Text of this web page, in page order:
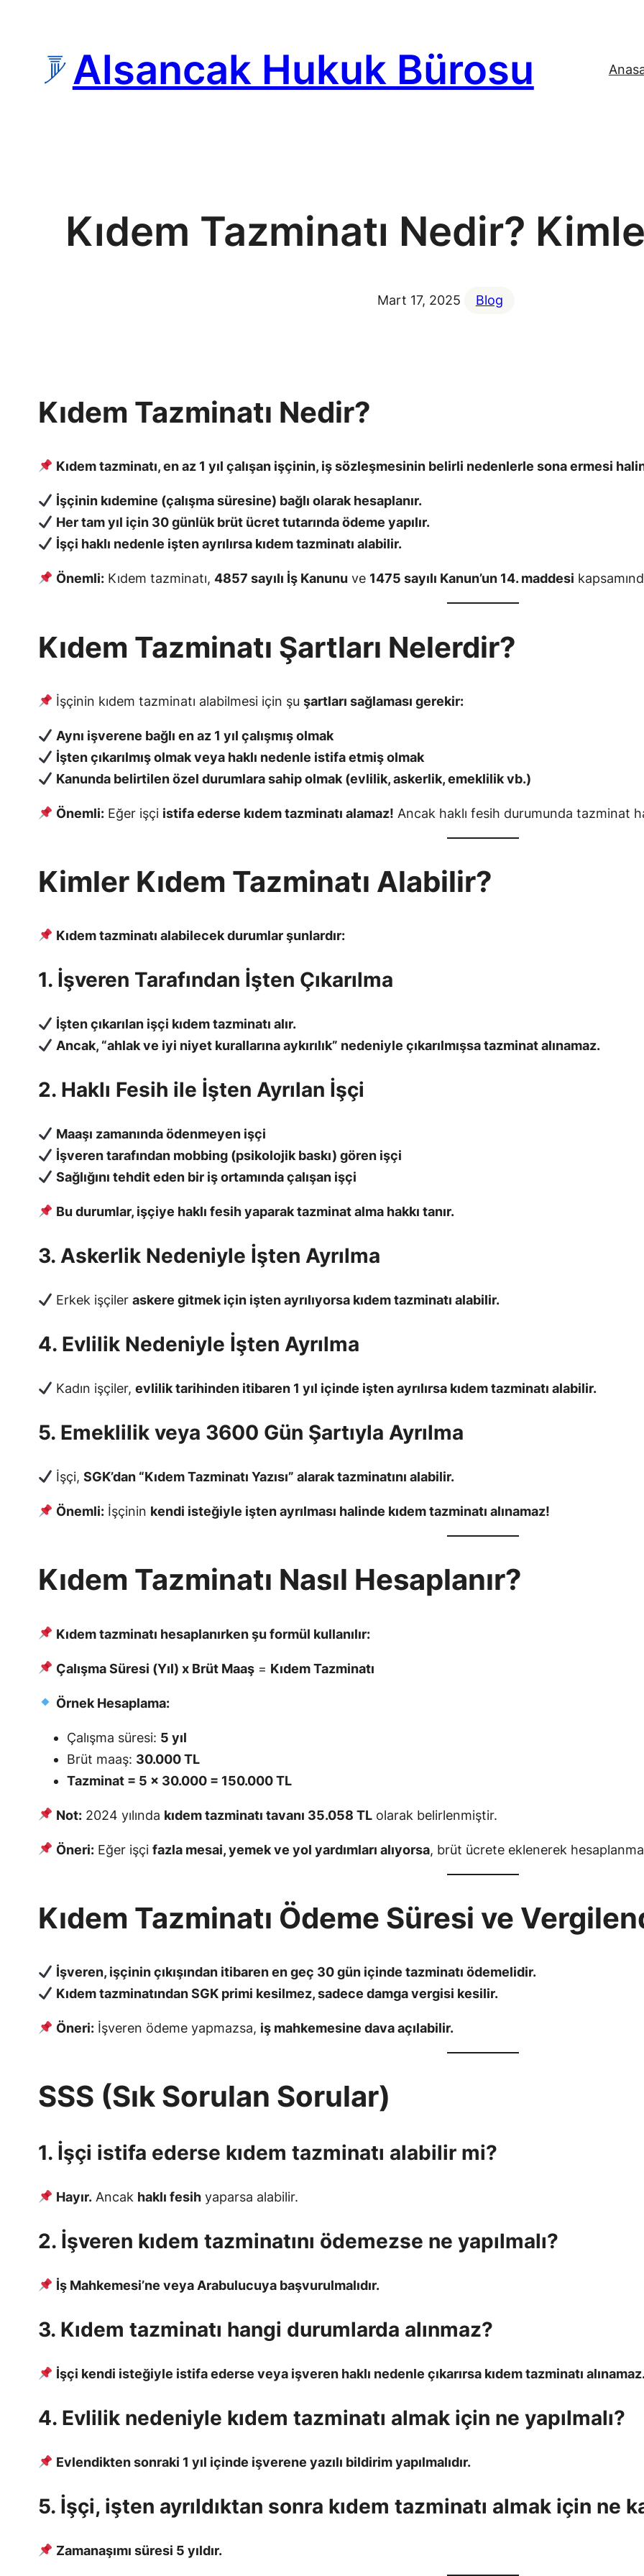
Alsancak Hukuk Bürosu
Kıdem Tazminatı Nedir?
Mart 17, 2025 Blog
Kıdem Tazminatı Nedir?
Kıdem tazminatı, en az 1 yıl çalışan işçinin, iş sözleşmesinin belirli nedenlerle sona ermesi
İşçinin kıdemine (çalışma süresine) bağlı olarak hesaplanır.
Her tam yıl için 30 günlük brüt ücret tutarında ödeme yapılır.
İşçi haklı nedenle işten ayrılırsa kıdem tazminatı alabilir.
Önemli: Kıdem tazminatı,4857 sayılı İş Kanunu ve 1475 sayılı Kanun’un 14. maddesi
Kıdem Tazminatı Şartları Nelerdir?
İşçinin kıdem tazminatı alabilmesi için şuşartları sağlaması gerekir:
Aynı işverene bağlı en az 1 yıl çalışmış olmak
İşten çıkarılmış olmak veya haklı nedenle istifa etmiş olmak
Kanunda belirtilen özel durumlara sahip olmak (evlilik, askerlik, emeklilik vb.)
Önemli: Eğer işçi istifa ederse kıdem tazminatı alamaz! Ancak haklı fesih durumunda tazminat
Kimler Kıdem Tazminatı Alabilir?
Kıdem tazminatı alabilecek durumlar şunlardır:
1. İşveren Tarafından İşten Çıkarılma
İşten çıkarılan işçi kıdem tazminatı alır.
Ancak, “ahlak ve iyi niyet kurallarına aykırılık” nedeniyle çıkarılmışsa tazminat alınamaz.
2. Haklı Fesih ile İşten Ayrılan İşçi
Maaşı zamanında ödenmeyen işçi
İşveren tarafından mobbing (psikolojik baskı) gören işçi
Sağlığını tehdit eden bir iş ortamında çalışan işçi
Bu durumlar, işçiye haklı fesih yaparak tazminat alma hakkı tanır.
3. Askerlik Nedeniyle İşten Ayrılma
Erkek işçileraskere gitmek için işten ayrılıyorsa kıdem tazminatı alabilir.
4. Evlilik Nedeniyle İşten Ayrılma
Kadın işçiler,evlilik tarihinden itibaren 1 yıl içinde işten ayrılırsa kıdem tazminatı alabilir.
5. Emeklilik veya 3600 Gün Şartıyla Ayrılma
İşçi,SGK’dan “Kıdem Tazminatı Yazısı” alarak tazminatını alabilir.
Önemli: İşçinin kendi isteğiyle işten ayrılması halinde kıdem tazminatı alınamaz!
Kıdem Tazminatı Nasıl Hesaplanır?
Kıdem tazminatı hesaplanırken şu formül kullanılır:
Çalışma Süresi (Yıl) x Brüt Maaş = Kıdem Tazminatı
Örnek Hesaplama:
Çalışma süresi: 5 yıl
Brüt maaş: 30.000 TL
Tazminat = 5 x 30.000 = 150.000 TL
Not: 2024 yılında kıdem tazminatı tavanı 35.058 TL olarak belirlenmiştir.
Öneri: Eğer işçifazla mesai, yemek ve yol yardımları alıyorsa, brüt ücrete eklenerek
Kıdem Tazminatı Ödeme Süresi ve
İşveren, işçinin çıkışından itibaren en geç 30 gün içinde tazminatı ödemelidir.
Kıdem tazminatından SGK primi kesilmez, sadece damga vergisi kesilir.
Öneri: İşveren ödeme yapmazsa, iş mahkemesine dava açılabilir.
SSS (Sık Sorulan Sorular)
1. İşçi istifa ederse kıdem tazminatı alabilir mi?
Hayır. Ancak haklı fesih yaparsa alabilir.
2. İşveren kıdem tazminatını ödemezse ne yapılmalı?
İş Mahkemesi’ne veya Arabulucuya başvurulmalıdır.
3. Kıdem tazminatı hangi durumlarda alınmaz?
İşçi kendi isteğiyle istifa ederse veya işveren haklı nedenle çıkarırsa kıdem tazminatı
4. Evlilik nedeniyle kıdem tazminatı almak için ne yapılmalı?
Evlendikten sonraki 1 yıl içinde işverene yazılı bildirim yapılmalıdır.
5. İşçi, işten ayrıldıktan sonra kıdem tazminatı almak için ne
Zamanaşımı süresi 5 yıldır.